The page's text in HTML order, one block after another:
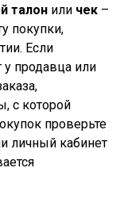
талон или чек –
покупки,
Если
у продавца или
с которой
проверьте
личный кабинет